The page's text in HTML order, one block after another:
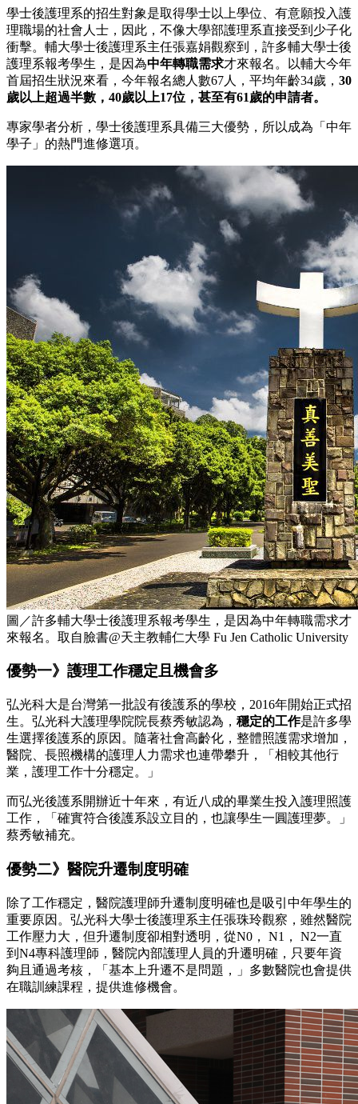
學士後護理系的招生對象是取得學士以上學位、有意願投入護
理職場的社會人士，因此，不像大學部護理系直接受到少子化
衝擊。輔大學士後護理系主任張嘉娟觀察到，許多輔大學士後
護理系報考學生，是因為中年轉職需求才來報名。以輔大今年
首屆招生狀況來看，今年報名總人數67人，平均年齡34歲， 30
歲以上超過半數，40歲以上17位，甚至有61歲的申請者。
專家學者分析，學士後護理系具備三大優勢，所以成為「中年
學子」的熱門進修選項。
圖／許多輔大學士後護理系報考學生，是因為中年轉職需求才
來報名。取自臉書@天主教輔仁大學 Fu Jen Catholic University
優勢一》護理工作穩定且機會多
弘光科大是台灣第一批設有後護系的學校，2016年開始正式招
生。弘光科大護理學院院長蔡秀敏認為， 穩定的工作是許多學
生選擇後護系的原因。隨著社會高齡化，整體照護需求增加，
醫院、長照機構的護理人力需求也連帶攀升，「相較其他行
業，護理工作十分穩定。」
而弘光後護系開辦近十年來，有近八成的畢業生投入護理照護
工作，「確實符合後護系設立目的，也讓學生一圓護理夢。」
蔡秀敏補充。
優勢二》醫院升遷制度明確
除了工作穩定，醫院護理師升遷制度明確也是吸引中年學生的
重要原因。弘光科大學士後護理系主任張珠玲觀察，雖然醫院
工作壓力大，但升遷制度卻相對透明，從N0， N1， N2一直
到N4專科護理師，醫院內部護理人員的升遷明確，只要年資
夠且通過考核，「基本上升遷不是問題，」多數醫院也會提供
在職訓練課程，提供進修機會。